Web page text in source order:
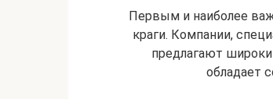
Первым и наиболее
краги. Компании,
предлагают
обладает